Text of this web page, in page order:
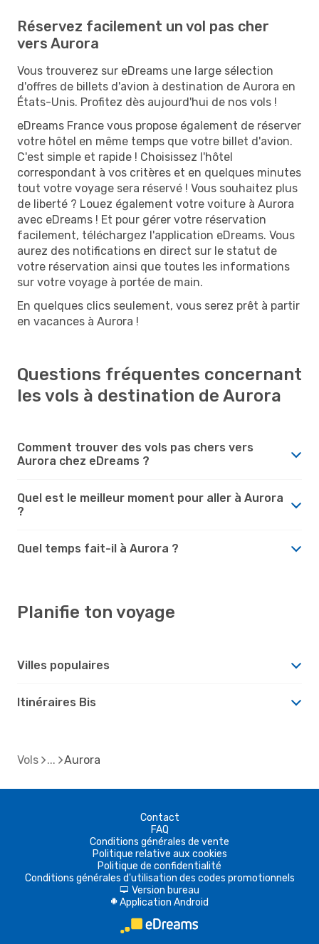
Réservez facilement un vol pas cher
vers Aurora
Vous trouverez sur eDreams une large sélection
d'offres de billets d'avion à destination de Aurora en
États-Unis. Profitez dès aujourd'hui de nos vols !
eDreams France vous propose également de réserver
votre hôtel en même temps que votre billet d'avion.
C'est simple et rapide ! Choisissez l'hôtel
correspondant à vos critères et en quelques minutes
tout votre voyage sera réservé ! Vous souhaitez plus
de liberté ? Louez également votre voiture à Aurora
avec eDreams ! Et pour gérer votre réservation
facilement, téléchargez l'application eDreams. Vous
aurez des notifications en direct sur le statut de
votre réservation ainsi que toutes les informations
sur votre voyage à portée de main.
En quelques clics seulement, vous serez prêt à partir
en vacances à Aurora !
Questions fréquentes concernant
les vols à destination de Aurora
Comment trouver des vols pas chers vers
Aurora chez eDreams ?
Quel est le meilleur moment pour aller à Aurora
?
Quel temps fait-il à Aurora ?
Planifie ton voyage
Villes populaires
Itinéraires Bis
Vols Aurora
Contact
FAQ
Conditions générales de vente
Politique relative aux cookies
Politique de confidentialité
Conditions générales d'utilisation des codes promotionnels
d Version bureau
A Application Android